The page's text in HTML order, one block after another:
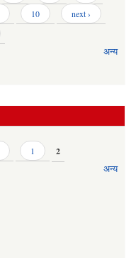
10
next ›
अन्य
1
2
अन्य